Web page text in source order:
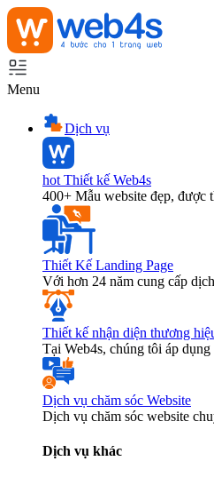
Menu
Dịch vụ
hot Thiết kế Web4s
400+ Mẫu website đẹp, được
Thiết Kế Landing Page
Với hơn 24 năm cung cấp
Thiết kế nhận diện thương
Tại Web4s, chúng tôi áp
Dịch vụ chăm sóc Website
Dịch vụ chăm sóc website
Dịch vụ khác